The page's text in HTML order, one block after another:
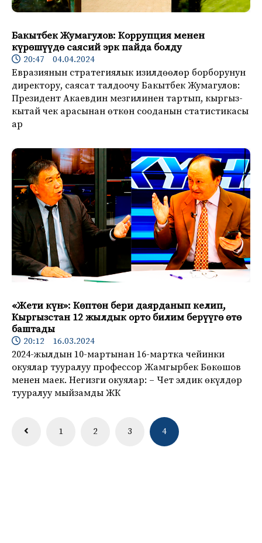
Бакытбек Жумагулов: Коррупция менен
күрөшүүдө саясий эрк пайда болду
20:47 04.04.2024
Евразиянын стратегиялык изилдөөлөр борборунун
директору, саясат талдоочу Бакытбек Жумагулов:
Президент Акаевдин мезгилинен тартып, кыргыз-
кытай чек арасынан өткөн сооданын статистикасы
ар
«Жети күн»: Көптөн бери даярданып келип,
Кыргызстан 12 жылдык орто билим берүүгө өтө
баштады
20:12 16.03.2024
2024-жылдын 10-мартынан 16-мартка чейинки
окуялар тууралуу профессор Жамгырбек Бөкөшов
менен маек. Негизги окуялар: – Чет элдик өкүлдөр
тууралуу мыйзамды ЖК
Навигация
1 2 3 4